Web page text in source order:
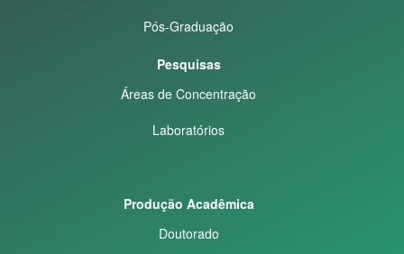
Pós-Graduação
Pesquisas
Áreas de Concentração
Laboratórios
Produção Acadêmica
Doutorado